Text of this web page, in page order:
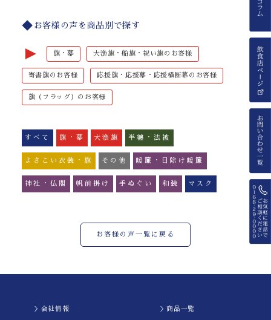
お客様の声を商品別で探す
► 旗・幕 大漁旗・船旗・祝い旗のお客様
寄書旗のお客様 応援旗・応援幕・応援横断幕のお客様
旗（フラッグ）のお客様
すべて 旗・幕 大漁旗 半纏・法被
よさこい衣装・旗 その他 暖簾・日除け暖簾
神社・仏閣 帆前掛け 手ぬぐい 和装 マスク
お客様の声一覧に戻る
＞会社情報 ＞商品一覧